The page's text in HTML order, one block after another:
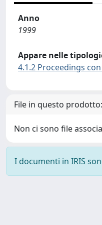
Anno
1999
Appare nelle
4.1.2 Proceedings con
File in questo prodotto:
Non ci sono file
I documenti in IRIS